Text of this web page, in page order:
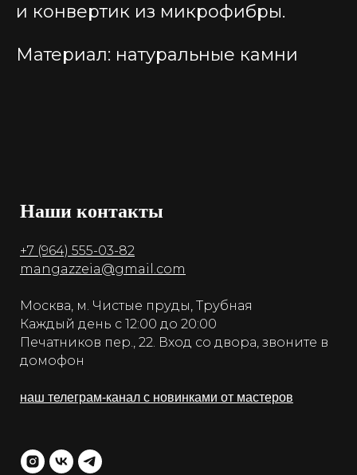
и конвертик из микрофибры.
Материал: натуральные камни
Наши контакты
+7 (964) 555-03-82
mangazzeia@gmail.com
Москва, м. Чистые пруды, Трубная
Каждый день с 12:00 до 20:00
Печатников пер., 22. Вход со двора, звоните в
домофон
наш телеграм-канал с новинками от мастеров